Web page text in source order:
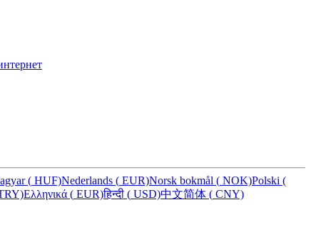
( HUF)Nederlands ( EUR)Norsk bokmål ( NOK)Polski (
Ελληνικά ( EUR)हिन्दी ( USD)中文简体 ( CNY)